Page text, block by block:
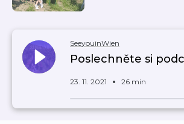
SeeyouinWien
Poslechněte si
23. 11. 2021 26 min